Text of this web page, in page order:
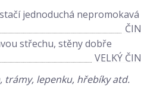
jednoduchá nepromokavá
ČIN
střechu, stěny dobře
VELKÝ ČIN
trámy, lepenku, hřebíky atd.